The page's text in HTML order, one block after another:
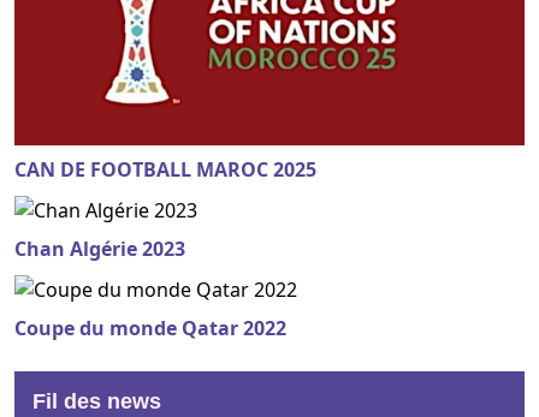
CAN DE FOOTBALL MAROC 2025
Chan Algérie 2023
Coupe du monde Qatar 2022
Fil des news